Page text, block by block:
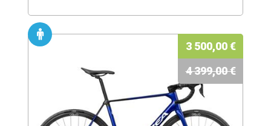
3 500,00 €
4 399,00 €